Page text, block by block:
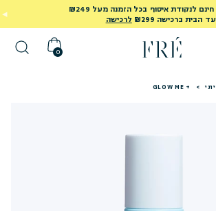
לנקודת איסוף בכל הזמנה מעל ₪249
הבית ברכישה ₪299
לרכישה
0
>
GLOW ME +